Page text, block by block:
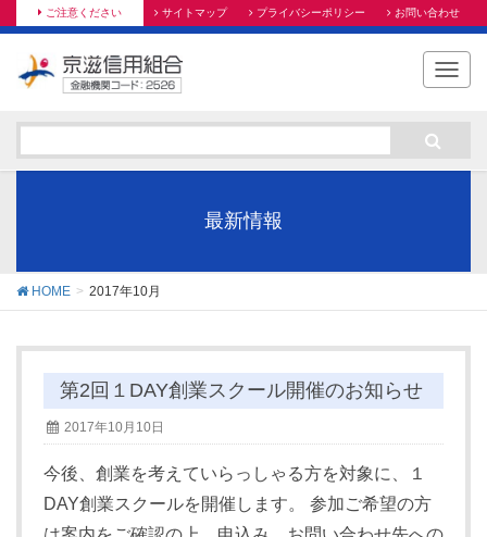
ご注意ください サイトマップ プライバシーポリシー お問い合わせ
T
l
g
最新情報
HOME 2017年10月
第2回１DAY創業スクール開催のお知らせ
2017年10月10日
今後、創業を考えていらっしゃる方を対象に、１
DAY創業スクールを開催します。 参加ご希望の方